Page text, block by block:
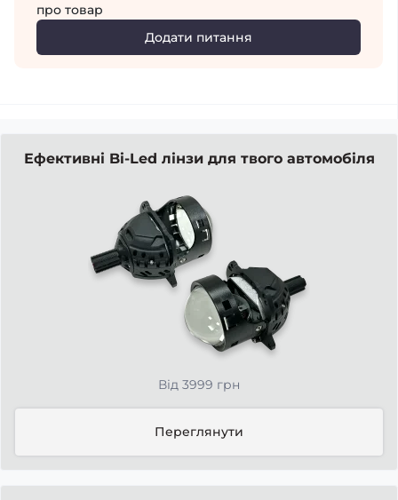
про товар
Додати питання
Ефективні Bi-Led лінзи для твого автомобіля
Від 3999 грн
Переглянути